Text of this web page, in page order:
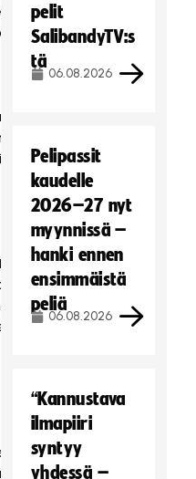
pelit
SalibandyTV:s
tä
06.08.2026
Pelipassit
kaudelle
2026–27 nyt
myynnissä –
hanki ennen
ensimmäistä
peliä
06.08.2026
“Kannustava
ilmapiiri
syntyy
yhdessä –